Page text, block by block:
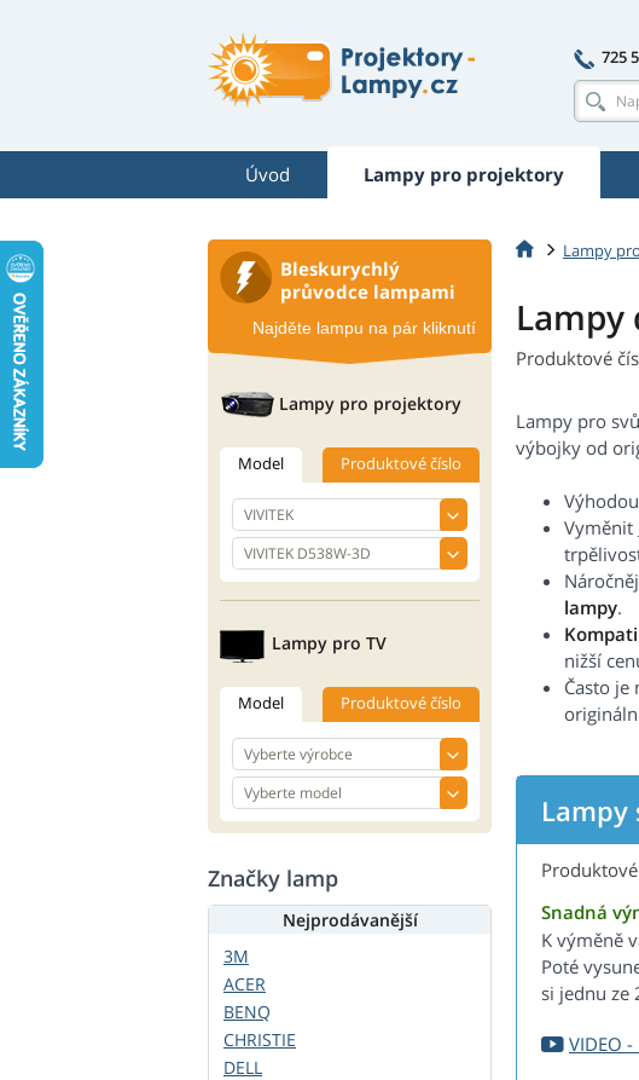
725
Úvod Lampy pro projektory
Lampy
Lampy
Produktové
Lampy pro
výbojky od
Výhodou
Vyměnit
lampy.
nižší
Často je
Lampy
Snadná
K výměně
Poté
si jednu ze
VIDEO
Bleskurychlý
průvodce lampami
Najděte lampu na pár kliknutí
Lampy pro projektory
Model Produktové číslo
Lampy pro TV
Model Produktové číslo
Značky lamp
Nejprodávanější
3M
ACER
BENQ
CHRISTIE
DELL